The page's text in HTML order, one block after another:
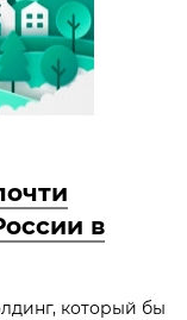
в
который бы